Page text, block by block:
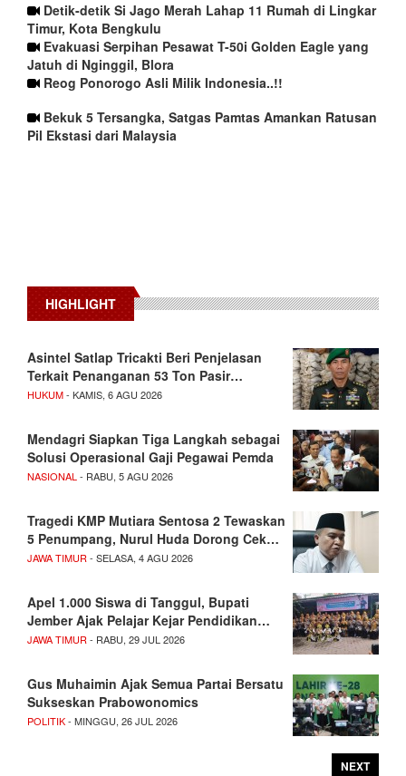
Detik-detik Si Jago Merah Lahap 11 Rumah di Lingkar
Timur, Kota Bengkulu
Evakuasi Serpihan Pesawat T-50i Golden Eagle yang
Jatuh di Nginggil, Blora
Reog Ponorogo Asli Milik Indonesia..!!
Bekuk 5 Tersangka, Satgas Pamtas Amankan Ratusan
Pil Ekstasi dari Malaysia
HIGHLIGHT
Asintel Satlap Tricakti Beri Penjelasan
Terkait Penanganan 53 Ton Pasir…
HUKUM- KAMIS, 6 AGU 2026
Mendagri Siapkan Tiga Langkah sebagai
Solusi Operasional Gaji Pegawai Pemda
NASIONAL - RABU, 5 AGU 2026
Tragedi KMP Mutiara Sentosa 2 Tewaskan
5 Penumpang, Nurul Huda Dorong Cek…
JAWA TIMUR - SELASA, 4 AGU 2026
Apel 1.000 Siswa di Tanggul, Bupati
Jember Ajak Pelajar Kejar Pendidikan…
JAWA TIMUR - RABU, 29 JUL 2026
Gus Muhaimin Ajak Semua Partai Bersatu
Sukseskan Prabowonomics
POLITIK- MINGGU, 26 JUL 2026
NEXT